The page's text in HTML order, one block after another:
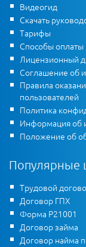
Видеогид
Скачать
Тарифы
Способы оплаты
Лицензионный
Соглашение об
Правила
пользователей
Политика
Информация об
Положение об
Популярные
Трудовой
Договор ГПХ
Форма Р21001
Договор займа
Договор найма